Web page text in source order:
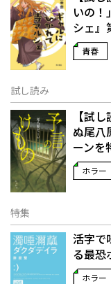
いの！
シェ』
青春
試し読み
【試
ぬ――尾
ーンを
ホラー
特集
活字
る最恐
ホラー